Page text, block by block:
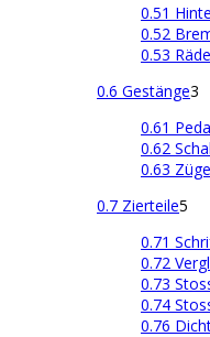
0.51
0.52
0.53
0.6 Gestänge3
0.61
0.62
0.63 Züge
0.7 Zierteile5
0.71
0.72
0.73
0.74
0.76